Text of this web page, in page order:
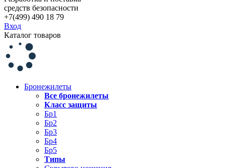
средств безопасности
+7(499) 490 18 79
Вход
Каталог товаров
Бронежилеты
Все бронежилеты
Класс защиты
Бр1
Бр2
Бр3
Бр4
Бр5
Типы